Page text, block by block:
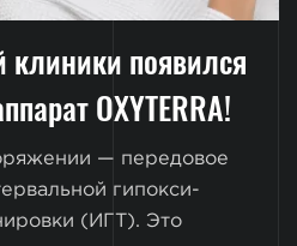
появился
OXYTERRA!
— передовое
гипокси-
(ИГТ). Это